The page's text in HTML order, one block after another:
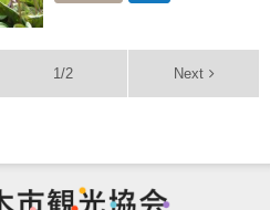
1/2 Next